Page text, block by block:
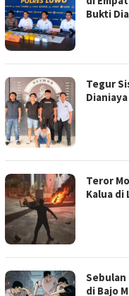
Bukti
Tegur
Dianiaya
Teror
Kalua di
Sebulan
di Bajo